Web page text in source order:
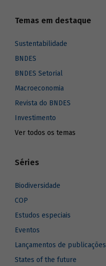
Temas em destaque
Sustentabilidade
BNDES
BNDES Setorial
Macroeconomia
Revista do BNDES
Investimento
Ver todos os temas
Séries
Biodiversidade
COP
Estudos especiais
Eventos
Lançamentos de publicações
States of the future